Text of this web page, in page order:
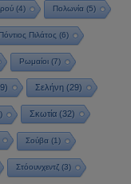
(4) Πολωνία (5)
Πόντιος Πιλάτος (6)
Ρωμαίοι (7)
Σελήνη (29)
Σκωτία(32)
Σούβα(1)
Στόουνχεντζ (3)